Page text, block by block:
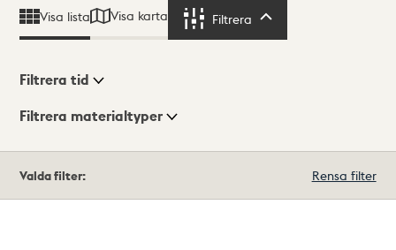
Visa lista Visa karta Filtrera
Visningsläge
Filtrera tid
Filtrera materialtyper
träffar
Valda filter: Rensa filter